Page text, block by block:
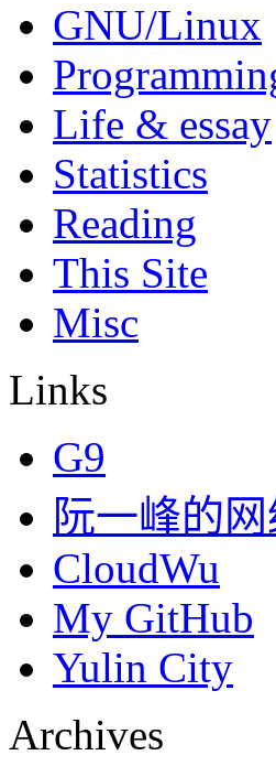
GNU/Linux
Life & essay
Statistics
Reading
This Site
Misc
Links
G9
阮一峰的
CloudWu
My GitHub
Yulin City
Archives